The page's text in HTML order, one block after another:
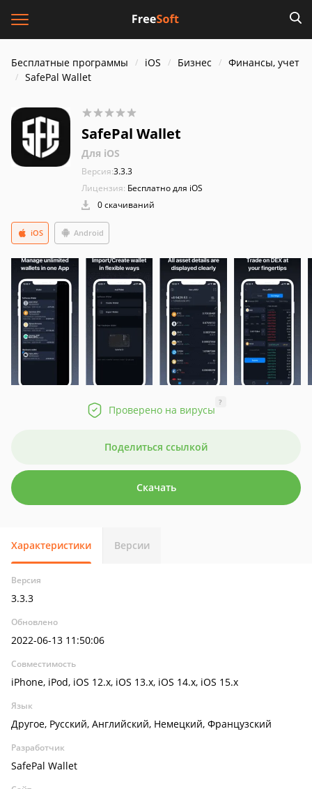
Бесплатные программы iOS Бизнес
Финансы, учет
SafePal Wallet
SafePal Wallet
Для iOS
Версия:3.3.3
Лицензия: Бесплатно для iOS
0 скачиваний
Android
iOS
Проверено на вирусы
?
Поделиться ссылкой
Скачать
Характеристики Версии
Версия
3.3.3
Обновлено
2022-06-13 11:50:06
Совместимость
iPhone, iPod, iOS 12.x, iOS 13.x, iOS 14.x, iOS 15.x
Язык
Другое, Русский, Английский, Немецкий, Французский
Разработчик
SafePal Wallet